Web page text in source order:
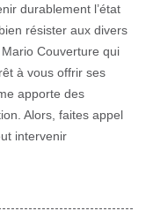
durablement l’état
résister aux divers
Couverture qui
à vous offrir ses
apporte des
Alors, faites appel
intervenir